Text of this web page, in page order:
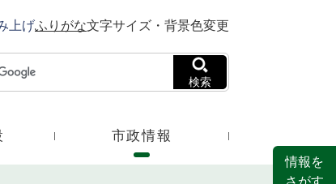
上げふりがな文字サイズ・背景色変更
検索
市政情報
情報を
さがす